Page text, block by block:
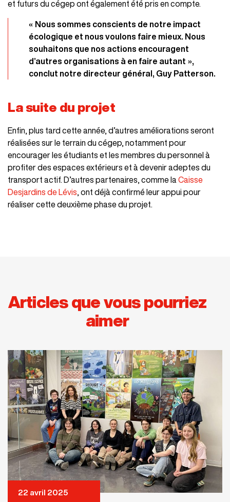
et futurs du cégep ont également été pris en compte.
« Nous sommes conscients de notre impact
écologique et nous voulons faire mieux. Nous
souhaitons que nos actions encouragent
d’autres organisations à en faire autant »,
conclut notre directeur général, Guy Patterson.
La suite du projet
Enfin, plus tard cette année, d’autres améliorations seront
réalisées sur le terrain du cégep, notamment pour
encourager les étudiants et les membres du personnel à
profiter des espaces extérieurs et à devenir adeptes du
transport actif. D’autres partenaires, comme la Caisse
Desjardins de Lévis , ont déjà confirmé leur appui pour
réaliser cette deuxième phase du projet.
Articles que vous pourriez
aimer
22 avril 2025